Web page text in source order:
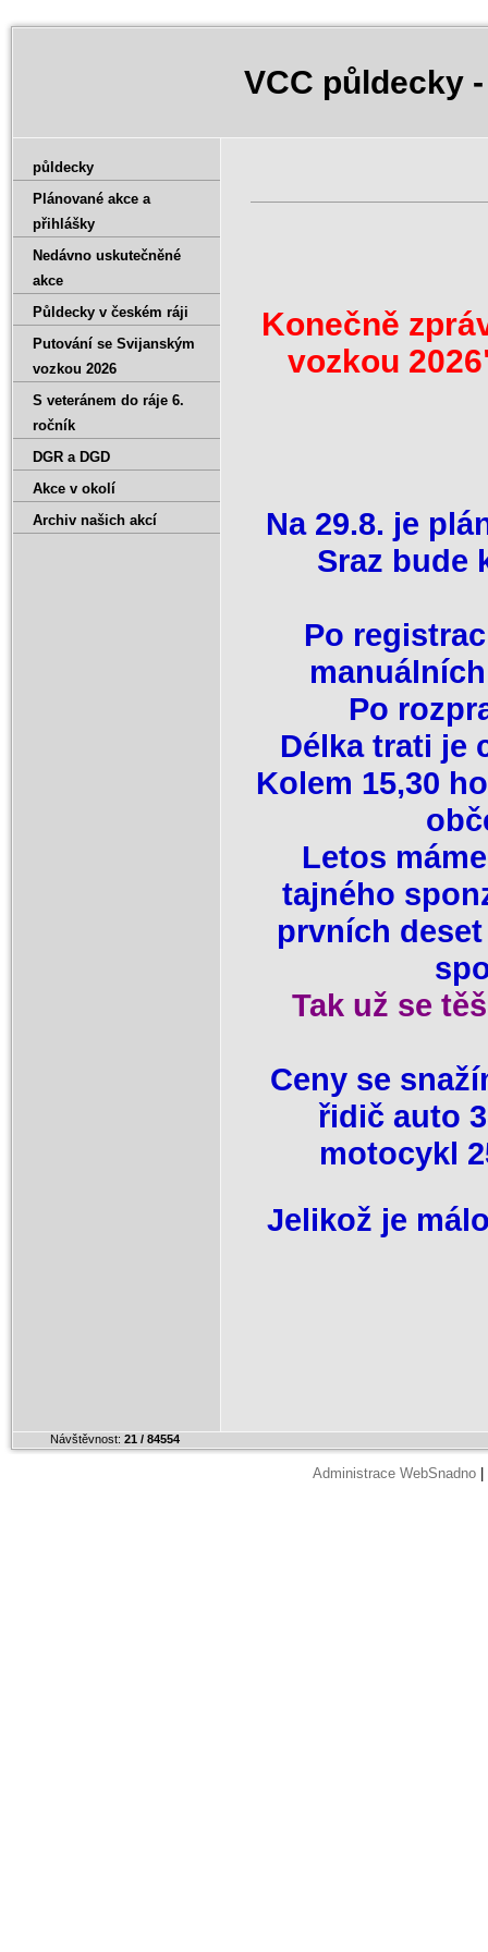
VCC půldecky
Konečně
vozkou
Na 29.8. je
Sraz bude
Po
Po
Délka trati je
Kolem 15,30
Letos
tajného
prvních
Tak už se
Ceny se
řidič auto
motocykl
Jelikož je
půldecky
Plánované akce a
přihlášky
Nedávno uskutečněné
akce
Půldecky v českém ráji
Putování se Svijanským
vozkou 2026
S veteránem do ráje 6.
ročník
DGR a DGD
Akce v okolí
Archiv našich akcí
Návštěvnost: 21 / 84554
Administrace WebSnadno|